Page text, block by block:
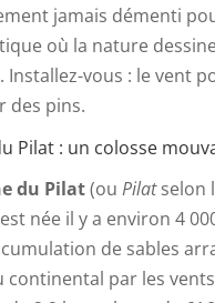
jamais démenti
où la nature
Installez-vous : le vent
des pins.
Pilat : un colosse
du Pilat(ou Pilatselon
née il y a environ 4
de sables
continental par les vents